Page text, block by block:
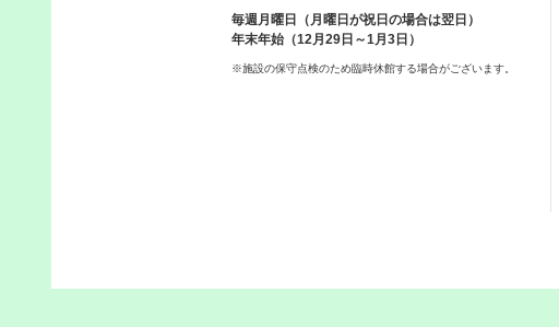
毎週月曜日（月曜日が祝日の場合は翌日）
年末年始（12月29日～1月3日）
※施設の保守点検のため臨時休館する場合がございます。